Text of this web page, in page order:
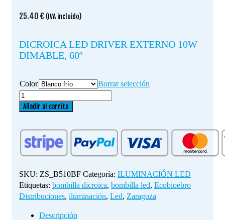
25.40 € (IVA incluido)
DICROICA LED DRIVER EXTERNO 10W
DIMABLE, 60º
Color
Borrar selección
DICROICA
LED
EXTERNO
10W
DIMABLE,
cantidad
Añadir al carrito
SKU: ZS_B510BF Categoría: ILUMINACIÓN LED
Etiquetas: bombilla dicroica, bombilla led, Ecobioebro
Distribuciones, iluminación, Led, Zaragoza
Descripción